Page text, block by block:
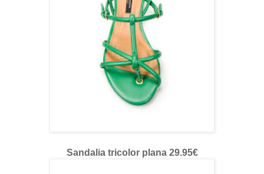
Sandalia tricolor plana 29.95€